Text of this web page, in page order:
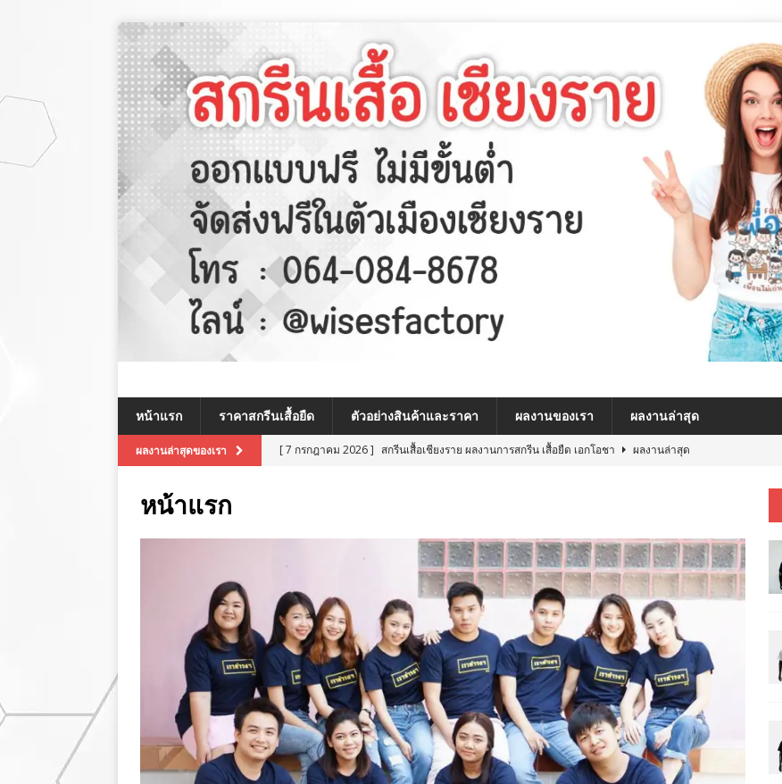
หน้าแรก ราคาสกรีนเสื้อยืด ตัวอย่างสินค้าและราคา ผลงานของเรา ผลงานล่าสุด
ผลงานล่าสุดของเรา [ 7 กรกฎาคม 2026 ] สกรีนเสื้อเชียงราย ผลงานการสกรีน เสื้อยืด เอกโอชา
ผลงานล่าสุด
ผลงานล่าสุด
สกรีนเสื้อเชียงราย ผลงานการสกรีน เสื้อ MARKINN”S
ผลงานล่าสุด
[ 8 กรกฎาคม 2026 ]
สกรีนเสื้อเชียงราย ผลงานการสกรีนเสื้อ ครบรอบ 60 ปี รถไฟฟ้าสายสีชมพู
ผลงานล่าสุด
หน้าแรก